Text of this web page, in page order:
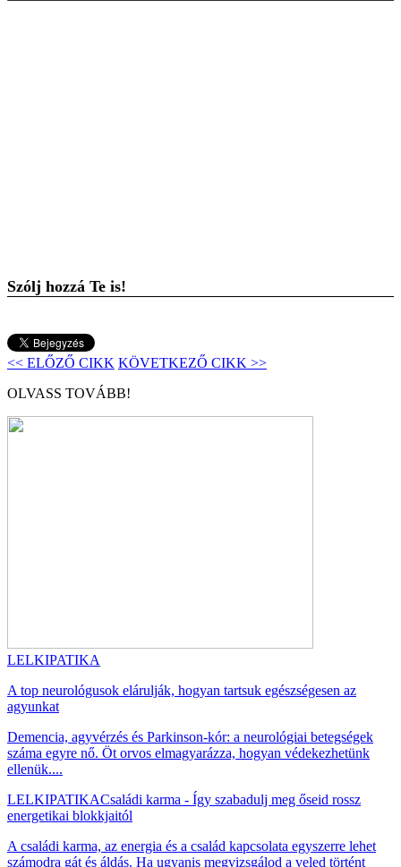
Szólj hozzá Te is!
<< ELŐZŐ CIKK KÖVETKEZŐ CIKK >>
OLVASS TOVÁBB!
LELKIPATIKA
A top neurológusok elárulják, hogyan tartsuk egészségesen az
agyunkat
Demencia, agyvérzés és Parkinson-kór: a neurológiai betegségek
száma egyre nő. Öt orvos elmagyarázza, hogyan védekezhetünk
ellenük....
LELKIPATIKACsaládi karma - Így szabadulj meg őseid rossz
energetikai blokkjaitól
A családi karma, az energia és a család kapcsolata egyszerre lehet
számodra gát és áldás. Ha ugyanis megvizsgálod a veled történt